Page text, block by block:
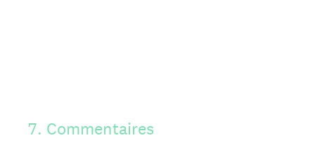
7. Commentaires